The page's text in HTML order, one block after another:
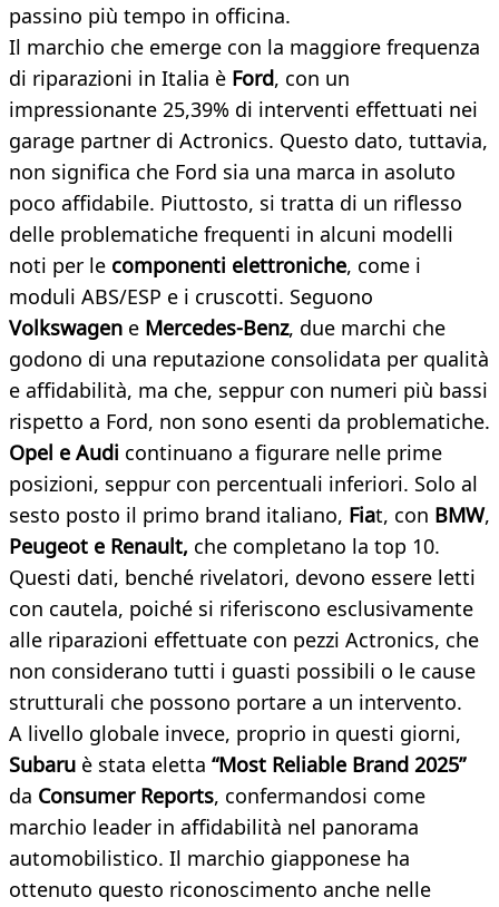
passino più tempo in officina.
Il marchio che emerge con la maggiore frequenza
di riparazioni in Italia è Ford, con un
impressionante 25,39% di interventi effettuati nei
garage partner di Actronics. Questo dato, tuttavia,
non significa che Ford sia una marca in asoluto
poco affidabile. Piuttosto, si tratta di un riflesso
delle problematiche frequenti in alcuni modelli
noti per le componenti elettroniche, come i
moduli ABS/ESP e i cruscotti. Seguono
Volkswagen e Mercedes-Benz, due marchi che
godono di una reputazione consolidata per qualità
e affidabilità, ma che, seppur con numeri più bassi
rispetto a Ford, non sono esenti da problematiche.
Opel e Audi continuano a figurare nelle prime
posizioni, seppur con percentuali inferiori. Solo al
sesto posto il primo brand italiano, Fiat, con BMW,
Peugeot e Renault, che completano la top 10.
Questi dati, benché rivelatori, devono essere letti
con cautela, poiché si riferiscono esclusivamente
alle riparazioni effettuate con pezzi Actronics, che
non considerano tutti i guasti possibili o le cause
strutturali che possono portare a un intervento.
A livello globale invece, proprio in questi giorni,
Subaru è stata eletta “Most Reliable Brand 2025”
da Consumer Reports, confermandosi come
marchio leader in affidabilità nel panorama
automobilistico. Il marchio giapponese ha
ottenuto questo riconoscimento anche nelle